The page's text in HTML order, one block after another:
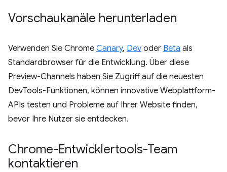
Vorschaukanäle herunterladen
Verwenden Sie Chrome Canary, Dev oder Beta als
Standardbrowser für die Entwicklung. Über diese
Preview-Channels haben Sie Zugriff auf die neuesten
DevTools-Funktionen, können innovative Webplattform-
APIs testen und Probleme auf Ihrer Website finden,
bevor Ihre Nutzer sie entdecken.
Chrome-Entwicklertools-Team
kontaktieren